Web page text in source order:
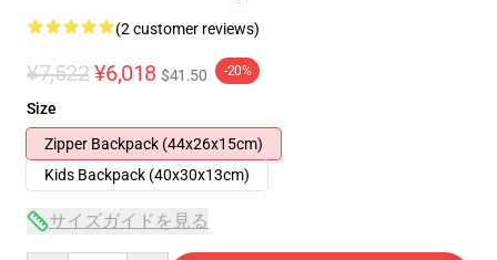
(2 customer reviews)
¥7,522 ¥6,018 $41.50 -20%
Size
Zipper Backpack (44x26x15cm)
Kids Backpack (40x30x13cm)
サイズガイドを見る